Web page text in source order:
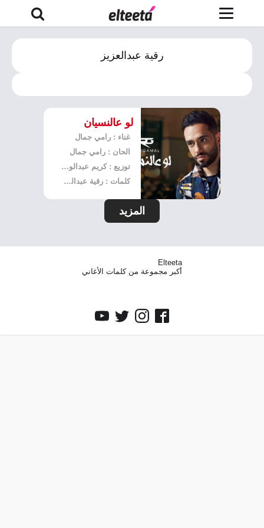
رقية عبدالعزيز
لو عالنسيان
غناء : رامي جمال
الحان : رامي جمال
توزيع : كريم عبدالوهاب
كلمات : رقية عبدالعزيز
المزيد
Elteeta
أكبر مجموعة من كلمات الأغاني